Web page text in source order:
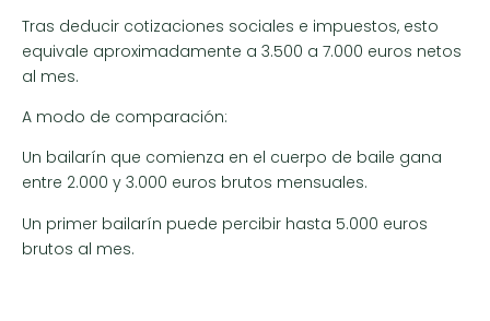
Tras deducir cotizaciones sociales e impuestos, esto
equivale aproximadamente a 3.500 a 7.000 euros netos
al mes.
A modo de comparación:
Un bailarín que comienza en el cuerpo de baile gana
entre 2.000 y 3.000 euros brutos mensuales.
Un primer bailarín puede percibir hasta 5.000 euros
brutos al mes.